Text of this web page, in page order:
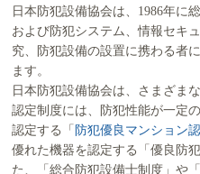
日本防犯設備協会は、1986年に
および防犯システム、情報セキ
究、防犯設備の設置に携わる者
ます。
日本防犯設備協会は、さまざま
認定制度には、防犯性能が一定
認定する「 防犯優良マンション
優れた機器を認定する「優良防
た、「総合防犯設備士制度」や